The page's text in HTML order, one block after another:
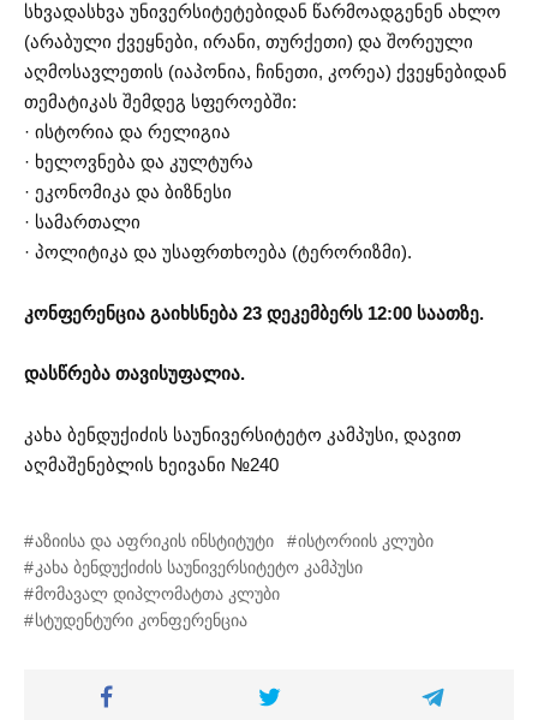
სხვადასხვა უნივერსიტეტებიდან წარმოადგენენ ახლო
(არაბული ქვეყნები, ირანი, თურქეთი) და შორეული
აღმოსავლეთის (იაპონია, ჩინეთი, კორეა) ქვეყნებიდან
თემატიკას შემდეგ სფეროებში:
· ისტორია და რელიგია
· ხელოვნება და კულტურა
· ეკონომიკა და ბიზნესი
· სამართალი
· პოლიტიკა და უსაფრთხოება (ტერორიზმი).
კონფერენცია გაიხსნება 23 დეკემბერს 12:00 საათზე.
დასწრება თავისუფალია.
კახა ბენდუქიძის საუნივერსიტეტო კამპუსი, დავით
აღმაშენებლის ხეივანი №240
აზიისა და აფრიკის ინსტიტუტი
ისტორიის კლუბი
კახა ბენდუქიძის საუნივერსიტეტო კამპუსი
მომავალ დიპლომატთა კლუბი
სტუდენტური კონფერენცია